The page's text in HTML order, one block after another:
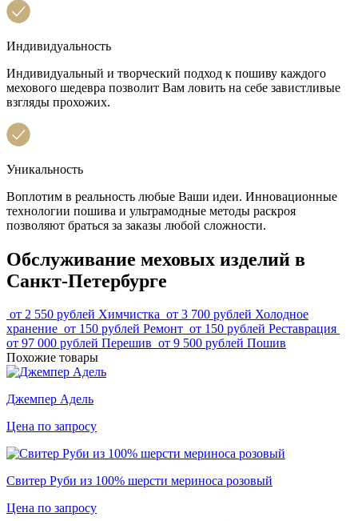
Индивидуальность
Индивидуальный и творческий подход к пошиву каждого
мехового шедевра позволит Вам ловить на себе завистливые
взгляды прохожих.
Уникальность
Воплотим в реальность любые Ваши идеи. Инновационные
технологии пошива и ультрамодные методы раскроя
позволяют браться за заказы любой сложности.
Обслуживание меховых изделий в
Санкт-Петербурге
от 2 550 рублей Химчистка от 3 700 рублей Холодное
хранение от 150 рублей Ремонт от 150 рублей Реставрация
от 97 000 рублей Перешив от 9 500 рублей Пошив
Похожие товары
Джемпер Адель
Цена по запросу
Свитер Руби из 100% шерсти мериноса розовый
Цена по запросу